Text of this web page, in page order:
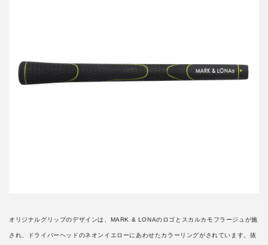
オリジナルグリップのデザインは、MARK & LONAのロゴとスカルカモフラージュが施
され、ドライバーヘッドのネオンイエローにあわせたカラーリングがされています。抜